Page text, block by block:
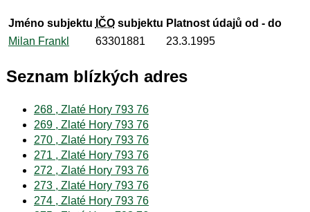
Jméno subjektu IČOsubjektu Platnost údajů od - do
Milan Frankl
63301881 23.3.1995
Seznam blízkých adres
268 , Zlaté Hory 793 76
269 , Zlaté Hory 793 76
270 , Zlaté Hory 793 76
271 , Zlaté Hory 793 76
272 , Zlaté Hory 793 76
273 , Zlaté Hory 793 76
274 , Zlaté Hory 793 76